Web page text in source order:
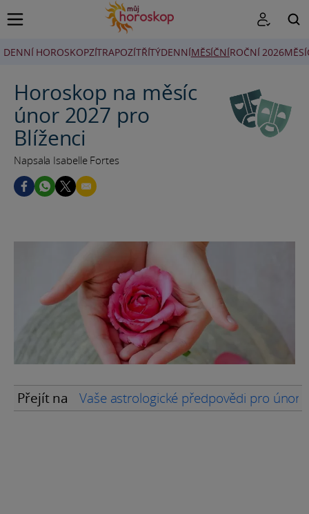
DENNÍ HOROSKOPZÍTRAPOZÍTŘÍTÝDENNÍMĚSÍČNÍROČNÍ 2026
Horoskop na měsíc
únor 2027 pro
Blíženci
Napsala Isabelle Fortes
Přejít na Vaše astrologické předpovědi pro únor